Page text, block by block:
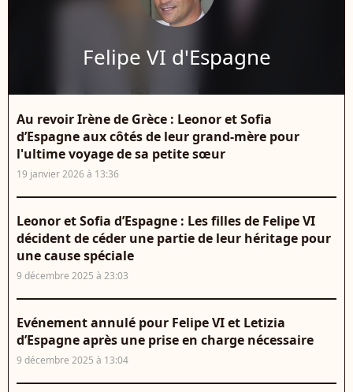
Felipe VI d'Espagne
Au revoir Irène de Grèce : Leonor et Sofia
d’Espagne aux côtés de leur grand-mère pour
l'ultime voyage de sa petite sœur
19 janvier 2026 à 13:36
Leonor et Sofia d’Espagne : Les filles de Felipe VI
décident de céder une partie de leur héritage pour
une cause spéciale
9 décembre 2025 à 23:03
Evénement annulé pour Felipe VI et Letizia
d’Espagne après une prise en charge nécessaire
9 décembre 2025 à 13:04